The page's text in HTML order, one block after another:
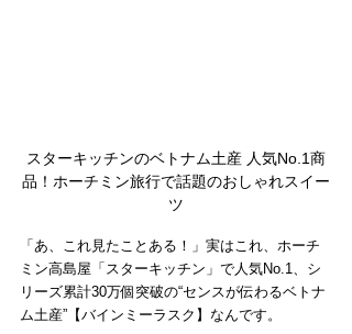
スターキッチンのベトナム土産 人気No.1商
品！ホーチミン旅行で話題のおしゃれスイー
ツ
「あ、これ見たことある！」実はこれ、ホーチ
ミン高島屋「スターキッチン」で人気No.1、シ
リーズ累計30万個突破の“センスが伝わるベトナ
ム土産”【バインミーラスク】なんです。